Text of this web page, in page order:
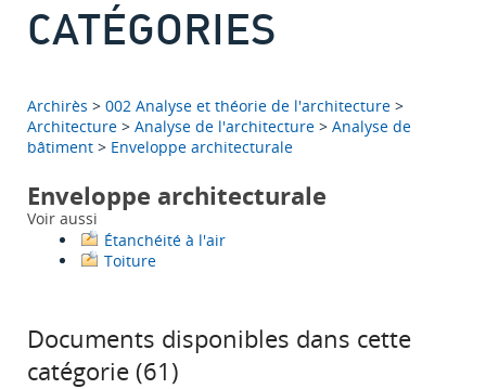
CATÉGORIES
Archirès > 002 Analyse et théorie de l'architecture >
Architecture > Analyse de l'architecture > Analyse de
bâtiment > Enveloppe architecturale
Enveloppe architecturale
Voir aussi
Étanchéité à l'air
Toiture
Documents disponibles dans cette
catégorie (61 )